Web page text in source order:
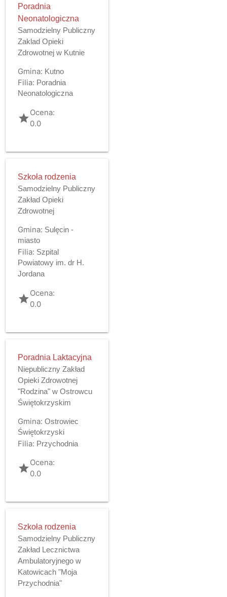
Poradnia
Neonatologiczna
Samodzielny Publiczny
Zaklad Opieki
Zdrowotnej w Kutnie
Gmina: Kutno
Filia: Poradnia
Neonatologiczna
gradeOcena:
0.0
Szkoła rodzenia
Samodzielny Publiczny
Zakład Opieki
Zdrowotnej
Gmina: Sulęcin -
miasto
Filia: Szpital
Powiatowy im. dr H.
Jordana
gradeOcena:
0.0
Poradnia Laktacyjna
Niepubliczny Zakład
Opieki Zdrowotnej
"Rodzina" w Ostrowcu
Świętokrzyskim
Gmina: Ostrowiec
Świętokrzyski
Filia: Przychodnia
gradeOcena:
0.0
Szkoła rodzenia
Samodzielny Publiczny
Zakład Lecznictwa
Ambulatoryjnego w
Katowicach "Moja
Przychodnia"